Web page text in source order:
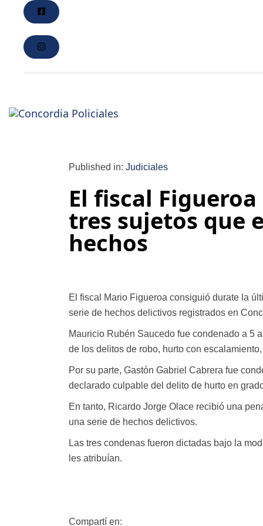
Published in: Judiciales
El fiscal
tres sujetos que
hechos
El fiscal Mario Figueroa consiguió durate la
serie de hechos delictivos registrados en
Mauricio Rubén Saucedo fue condenado a 5
de los delitos de robo, hurto con
Por su parte, Gastón Gabriel Cabrera fue
declarado culpable del delito de hurto en
En tanto, Ricardo Jorge Olace recibió una
una serie de hechos delictivos.
Las tres condenas fueron dictadas bajo la
les atribuían.
Compartí en: